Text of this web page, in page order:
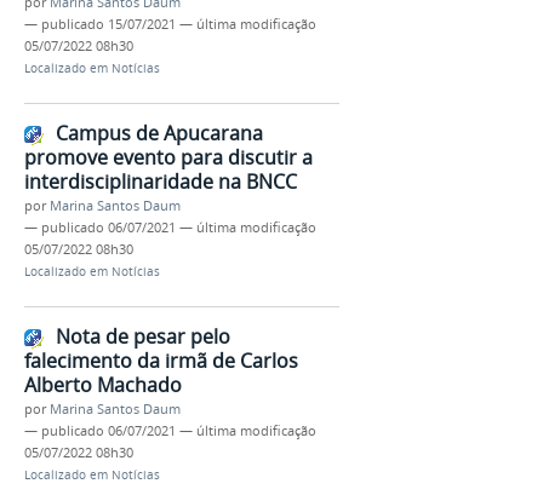
— publicado 15/07/2021 — última modificação
05/07/2022 08h30
Localizado em Notícias
Campus de Apucarana
promove evento para discutir a
interdisciplinaridade na BNCC
por Marina Santos Daum
— publicado 06/07/2021 — última modificação
05/07/2022 08h30
Localizado em Notícias
Nota de pesar pelo
falecimento da irmã de Carlos
Alberto Machado
por Marina Santos Daum
— publicado 06/07/2021 — última modificação
05/07/2022 08h30
Localizado em Notícias